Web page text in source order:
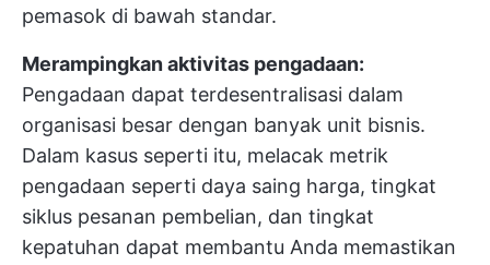
pemasok di bawah standar.
Merampingkan aktivitas pengadaan:
Pengadaan dapat terdesentralisasi dalam
organisasi besar dengan banyak unit bisnis.
Dalam kasus seperti itu, melacak metrik
pengadaan seperti daya saing harga, tingkat
siklus pesanan pembelian, dan tingkat
kepatuhan dapat membantu Anda memastikan